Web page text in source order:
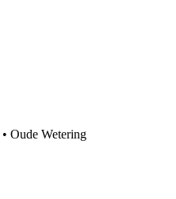
• Oude Wetering